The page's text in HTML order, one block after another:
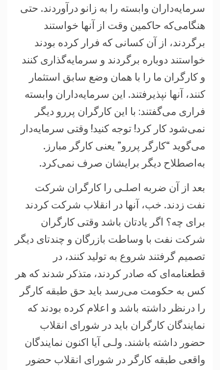
سرمايه‌داران وابسته را به زانو درآوردند. حتی
هنگامی‌که حاکمين وقت از آنها خواستند
برگردند، از آن کسانی که فرار کرده بودند
خواستند دوباره برگردند و سرمايه‌گذاری کنند
و کارگران ما را با همان وضع سابق استثمار
کنند، آنها نپذيرفتند. اين سرمايه‌داران وابسته
فراری می‌گفتند: با اين کارگران پررو ديگر
نمی‌شود کار کرد! توجه کنيد! وقتی سرمايه‌دار
می‌گويد “کارگر پررو” يعنی کارگر مبارز.
به‌اصطلاح ديگر برايشان صرف نمی‌کرد.
بعد از آن ضربه اصلـی را کارگران شرکت
نفت زدند. خب، آنها در انقلاب شرکت کردند
برای چه؟ اگر يادتان باشد وقتی کارگران
شرکت نفت با وساطت بازرگان و چندتای ديگر
تصميم گرفتند شروع به توليد کنند، در
قطعنامه‌ای که صادر کردند، متذکر شدند که هر
کس به حکومت می‌رسد بايد حق طبقه کارگر
را درنظر داشته باشد و اعلام کرده بودند که
نمايندگان کارگران بايد در شورای انقلاب
حضور داشته باشند. ولـی آيا اکنون نمايندگان
واقعی طبقه کارگر در شورای انقلاب حضور